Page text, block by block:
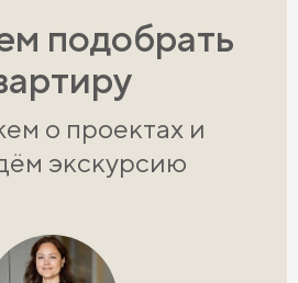
подобрать
о проектах и
экскурсию